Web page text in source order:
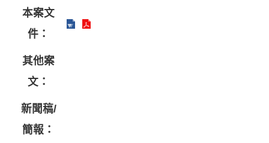
本案文
件：
其他案
文：
新聞稿/
簡報：